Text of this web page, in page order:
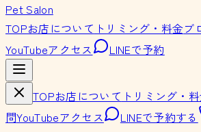
Pet Salon
TOPお店について トリミング・料金ブ
YouTubeアクセス LINEで予約
TOPお店について トリミング・
問YouTubeアクセス LINEで予約する